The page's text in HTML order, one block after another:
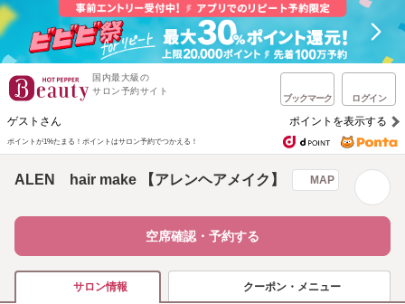
国内最大級の
サロン予約サイト
ブックマーク ログイン
ゲストさん ポイントを表示する
ポイントが1%たまる！ ポイントはサロン予約でつかえる！
ALEN hair make 【アレンヘアメイク】 MAP
空席確認・予約する
サロン情報 クーポン・メニュー